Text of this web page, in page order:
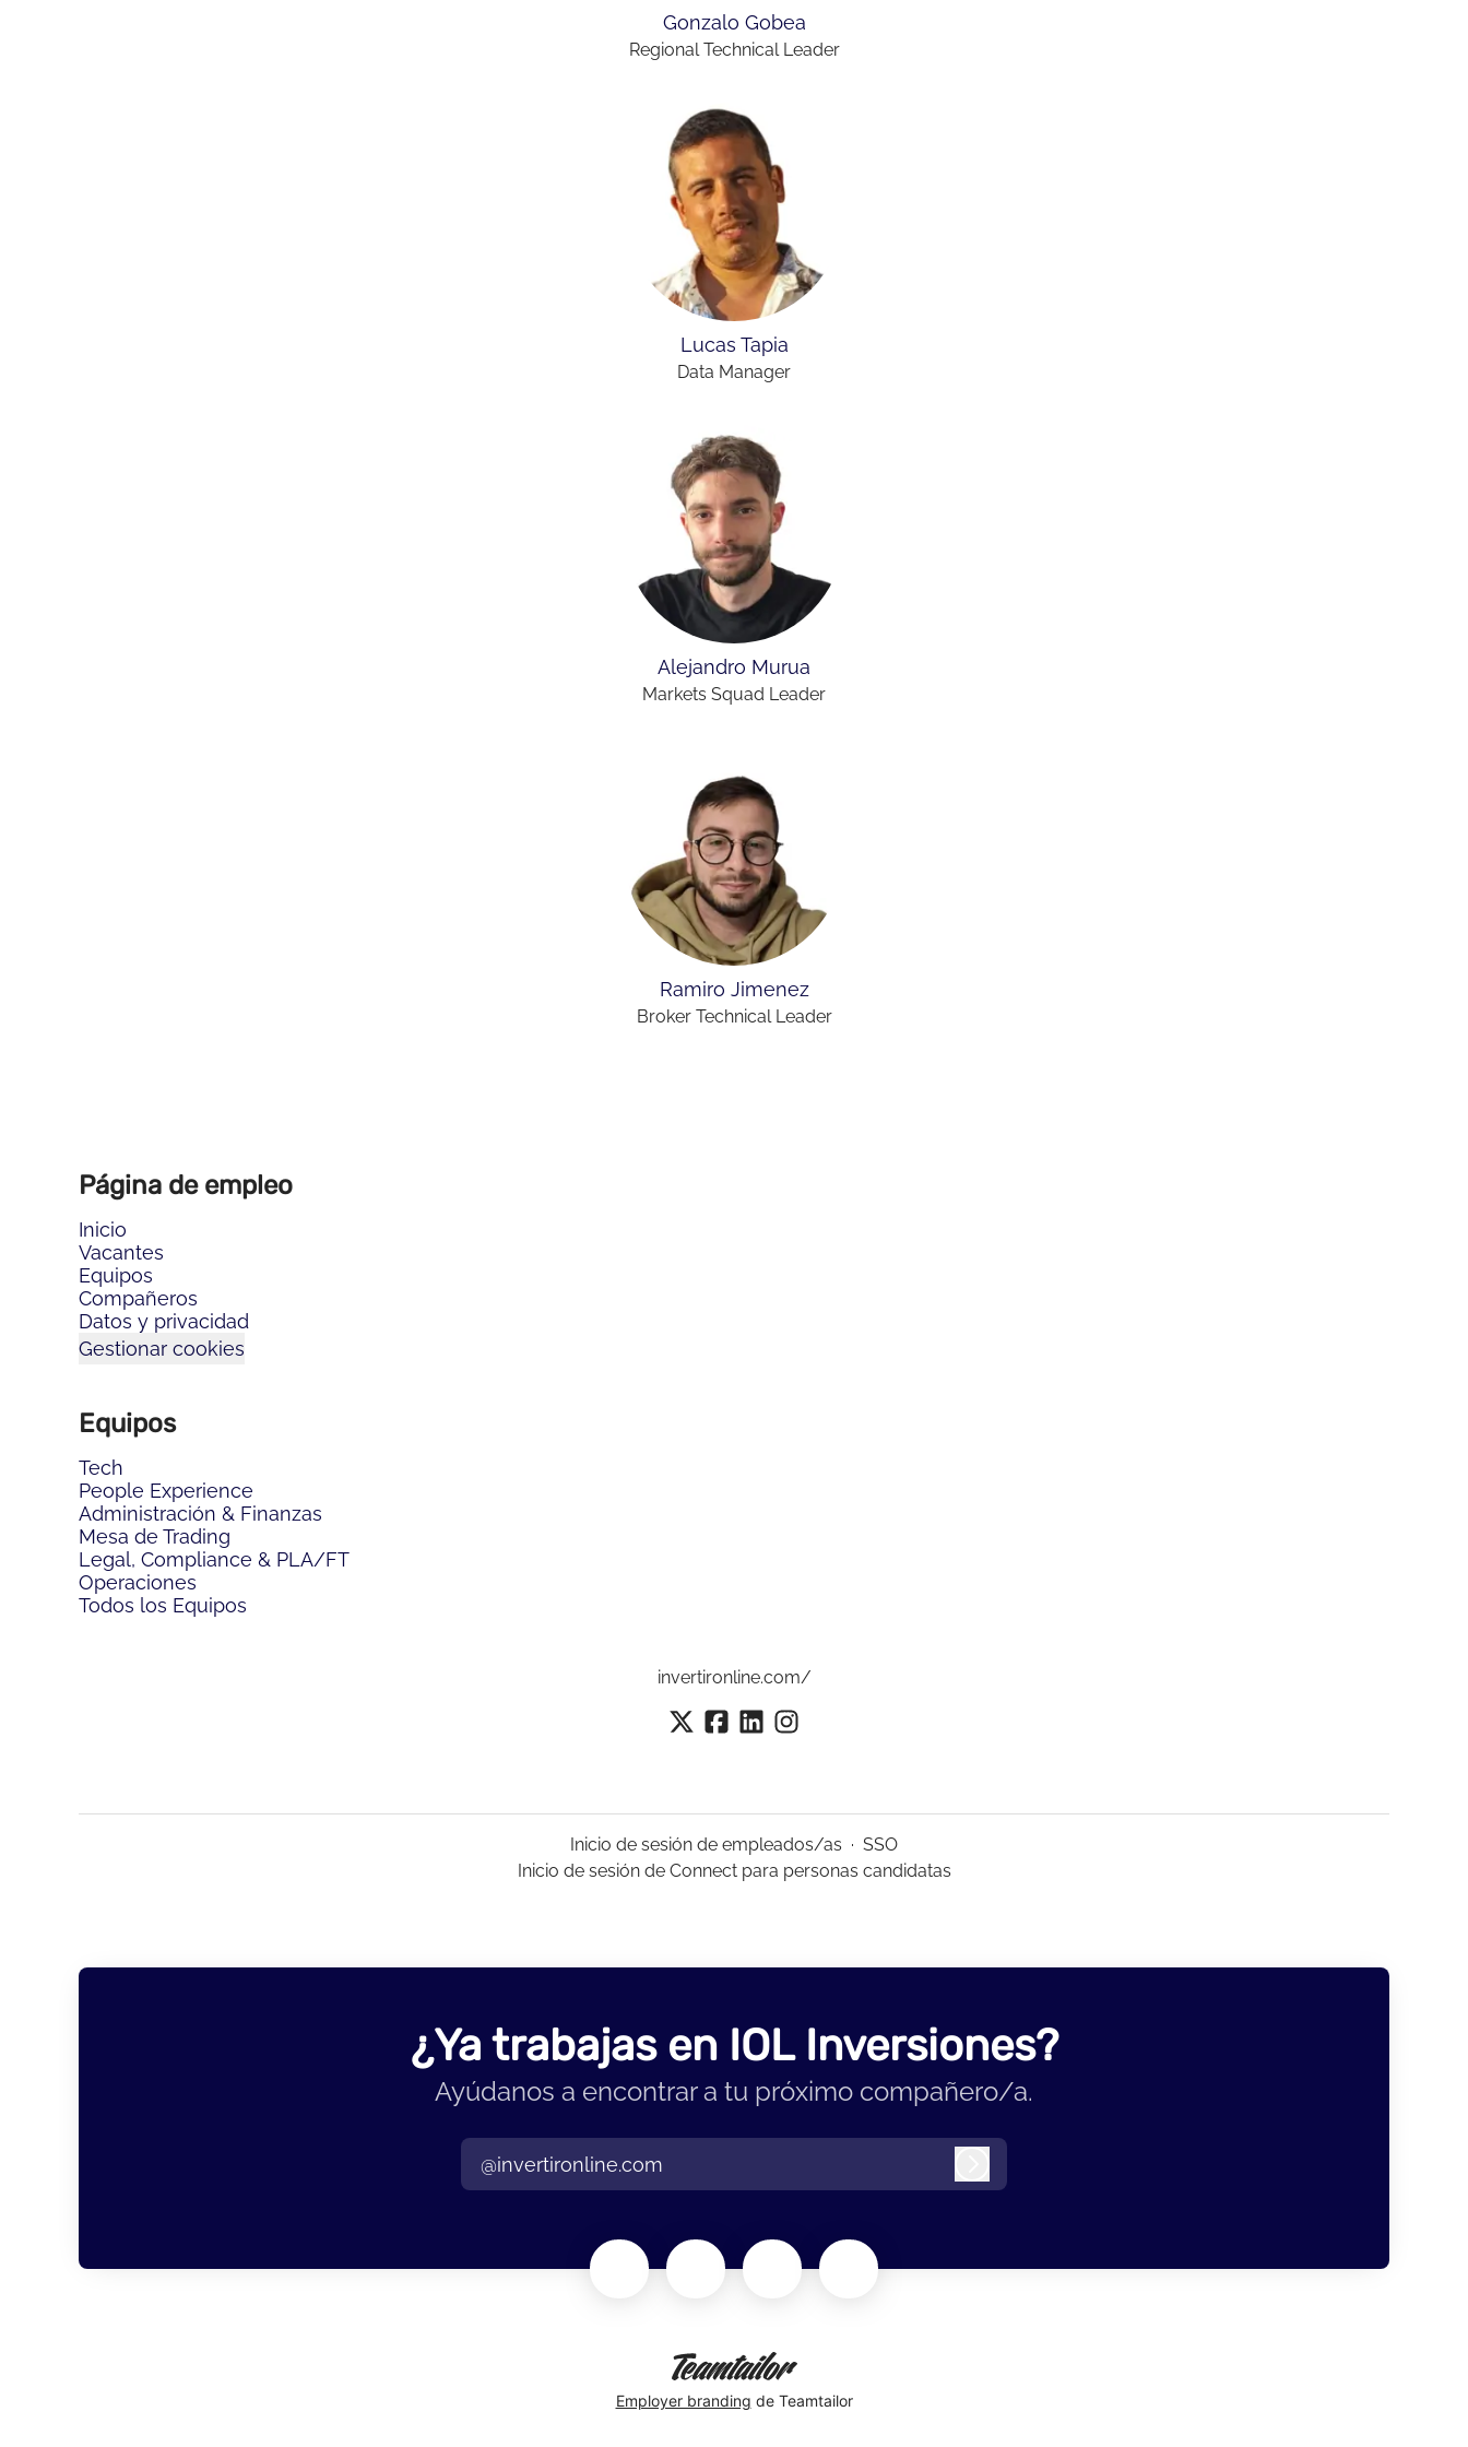
Gonzalo Gobea
Regional Technical Leader
Lucas Tapia
Data Manager
Alejandro Murua
Markets Squad Leader
Ramiro Jimenez
Broker Technical Leader
Página de empleo
Inicio
Vacantes
Equipos
Compañeros
Datos y privacidad
Gestionar cookies
Equipos
Tech
People Experience
Administración & Finanzas
Mesa de Trading
Legal, Compliance & PLA/FT
Operaciones
Todos los Equipos
invertironline.com/
Inicio de sesión de empleados/as · SSO
Inicio de sesión de Connect para personas candidatas
¿Ya trabajas en IOL Inversiones?
Ayúdanos a encontrar a tu próximo compañero/a.
@invertironline.com
Employer branding de Teamtailor